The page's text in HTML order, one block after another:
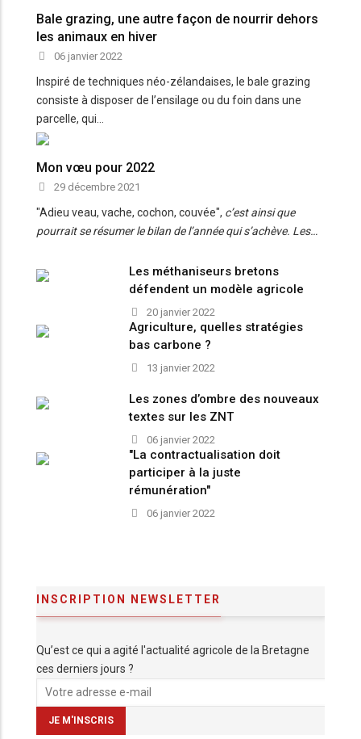
Bale grazing, une autre façon de nourrir dehors
les animaux en hiver
06 janvier 2022
Inspiré de techniques néo-zélandaises, le bale grazing
consiste à disposer de l’ensilage ou du foin dans une
parcelle, qui…
Mon vœu pour 2022
29 décembre 2021
"Adieu veau, vache, cochon, couvée", c’est ainsi que
pourrait se résumer le bilan de l’année qui s’achève. Les…
Les méthaniseurs bretons
défendent un modèle agricole
20 janvier 2022
Agriculture, quelles stratégies
bas carbone ?
13 janvier 2022
Les zones d’ombre des nouveaux
textes sur les ZNT
06 janvier 2022
"La contractualisation doit
participer à la juste
rémunération"
06 janvier 2022
INSCRIPTION NEWSLETTER
Qu’est ce qui a agité l'actualité agricole de la Bretagne
ces derniers jours ?